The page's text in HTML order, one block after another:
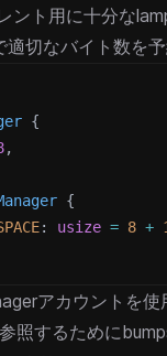
ント用に十分な
適切なバイト数を予
{
,
{
: usize = 8 +
アカウントを使
照するために